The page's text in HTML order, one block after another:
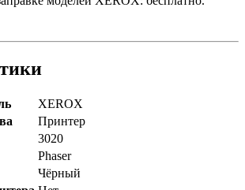
XEROX
Принтер
3020
Phaser
Чёрный